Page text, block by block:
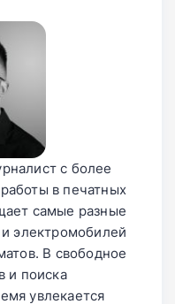
с более
в печатных
самые разные
электромобилей
В свободное
и поиска
увлекается